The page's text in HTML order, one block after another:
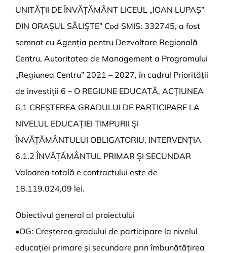
UNITĂȚII DE ÎNVĂȚĂMÂNT LICEUL „IOAN LUPAȘ”
DIN ORAȘUL SĂLIȘTE” Cod SMIS: 332745, a fost
semnat cu Agenția pentru Dezvoltare Regională
Centru, Autoritatea de Management a Programului
„Regiunea Centru” 2021 – 2027, în cadrul Priorității
de investiții 6 – O REGIUNE EDUCATĂ, ACȚIUNEA
6.1 CREȘTEREA GRADULUI DE PARTICIPARE LA
NIVELUL EDUCAȚIEI TIMPURII ȘI
ÎNVĂȚĂMÂNTULUI OBLIGATORIU, INTERVENȚIA
6.1.2 ÎNVĂȚĂMÂNTUL PRIMAR ȘI SECUNDAR
Valoarea totală e contractului este de
18.119.024,09 lei.
Obiectivul general al proiectului
•OG: Creșterea gradului de participare la nivelul
educației primare și secundare prin îmbunătățirea